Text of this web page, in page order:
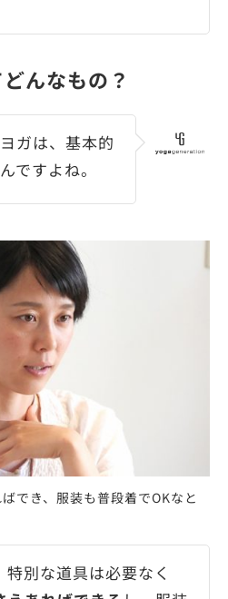
んなもの？
ガは、基本的
ですよね。
でき、服装も普段着でOKなと
特別な道具は必要なく